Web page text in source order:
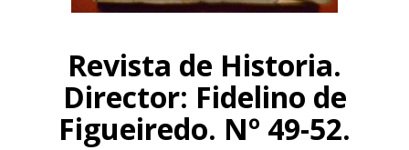
Revista de Historia.
Director: Fidelino de
Figueiredo. Nº 49-52.